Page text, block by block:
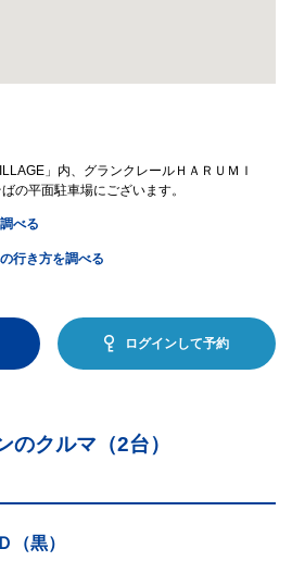
」内、グランクレールＨＡＲＵＭＩ
の平面駐車場にございます。
べる
行き方を調べる
ログインして予約
のクルマ（2台）
黒）